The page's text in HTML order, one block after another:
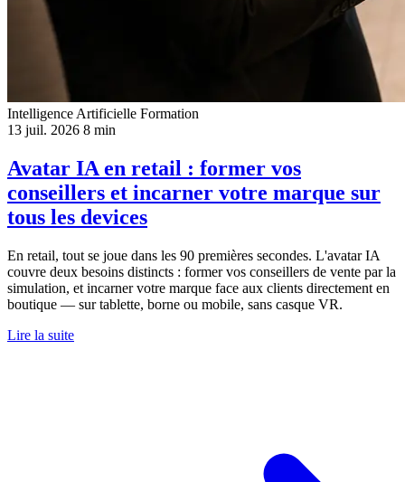
Intelligence Artificielle Formation
13 juil. 2026 8 min
Avatar IA en retail : former vos
conseillers et incarner votre marque sur
tous les devices
En retail, tout se joue dans les 90 premières secondes. L'avatar IA
couvre deux besoins distincts : former vos conseillers de vente par la
simulation, et incarner votre marque face aux clients directement en
boutique — sur tablette, borne ou mobile, sans casque VR.
Lire la suite